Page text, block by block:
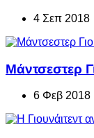
4 Σεπ 2018
Μάντσεστερ
6 Φεβ 2018